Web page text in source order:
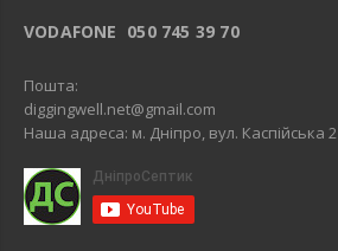
VODAFONE 050 745 39 70
Пошта:
diggingwell.net@gmail.com
Наша адреса: м. Дніпро, вул. Каспійська 2